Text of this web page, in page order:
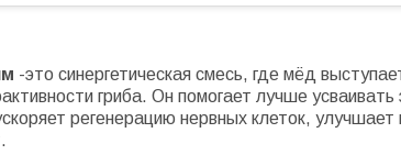
-это синергетическая смесь, где мёд
гриба. Он помогает лучше
регенерацию нервных клеток, улучшает